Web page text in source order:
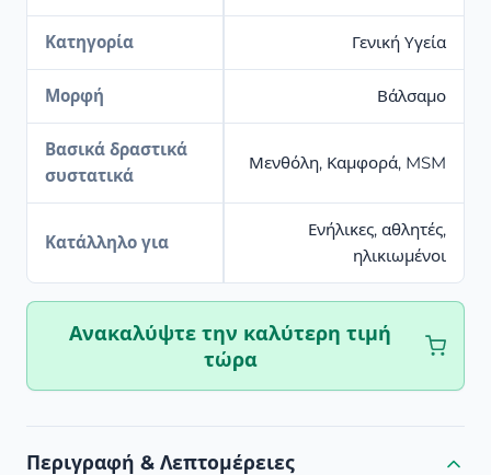
Κατηγορία Γενική Υγεία
Μορφή Βάλσαμο
Βασικά δραστικά
συστατικά
Μενθόλη, Καμφορά, MSM
Κατάλληλο για
Ενήλικες, αθλητές,
ηλικιωμένοι
Ανακαλύψτε την καλύτερη τιμή
τώρα
Περιγραφή & Λεπτομέρειες